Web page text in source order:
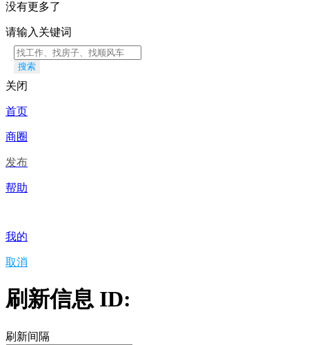
没有更多了
请输入关键词
搜索
关闭
首页
商圈
发布
帮助
我的
取消
刷新信息 ID:
刷新间隔